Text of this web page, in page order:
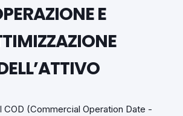
E
COD (Commercial Operation Date -